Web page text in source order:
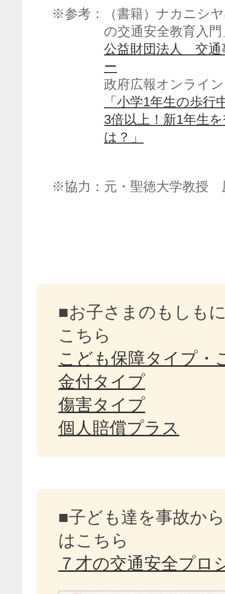
※参考：（書籍）ナカニシ
の交通安全教育入門
公益財団法人 交通
ー
政府広報オンライン
「小学1年生の歩
3倍以上！新1年生
は？」
※協力：元・聖徳大学教授
■お子さまのもしも
こちら
こども保障タイプ・
金付タイプ
傷害タイプ
個人賠償プラス
■子ども達を事故か
はこちら
７才の交通安全プロ